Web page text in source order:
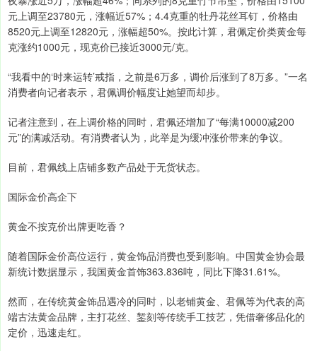
元上调至23780元，涨幅近57%；4.4克重的牡丹花丝耳钉，价格由
8520元上调至12820元，涨幅超50%。按此计算，君佩定价类黄金每
克涨约1000元，现克价已接近3000元/克。
“我看中的‘时来运转’戒指，之前是6万多，调价后涨到了8万多。”一名
消费者向记者表示，君佩调价幅度让她望而却步。
记者注意到，在上调价格的同时，君佩还增加了“每满10000减200
元”的满减活动。有消费者认为，此举是为缓冲涨价带来的争议。
目前，君佩线上店铺多数产品处于无货状态。
国际金价高企下
黄金不按克价出牌更吃香？
随着国际金价高位运行，黄金饰品消费也受到影响。中国黄金协会最
新统计数据显示，我国黄金首饰363.836吨，同比下降31.61%。
然而，在传统黄金饰品遇冷的同时，以老铺黄金、君佩等为代表的高
端古法黄金品牌，主打花丝、錾刻等传统手工技艺，凭借奢侈品化的
定价，迅速走红。